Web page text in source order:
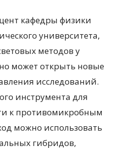
кафедры физики
университета,
методов у
может открыть новые
исследований.
инструмента для
к противомикробным
можно использовать
гибридов,